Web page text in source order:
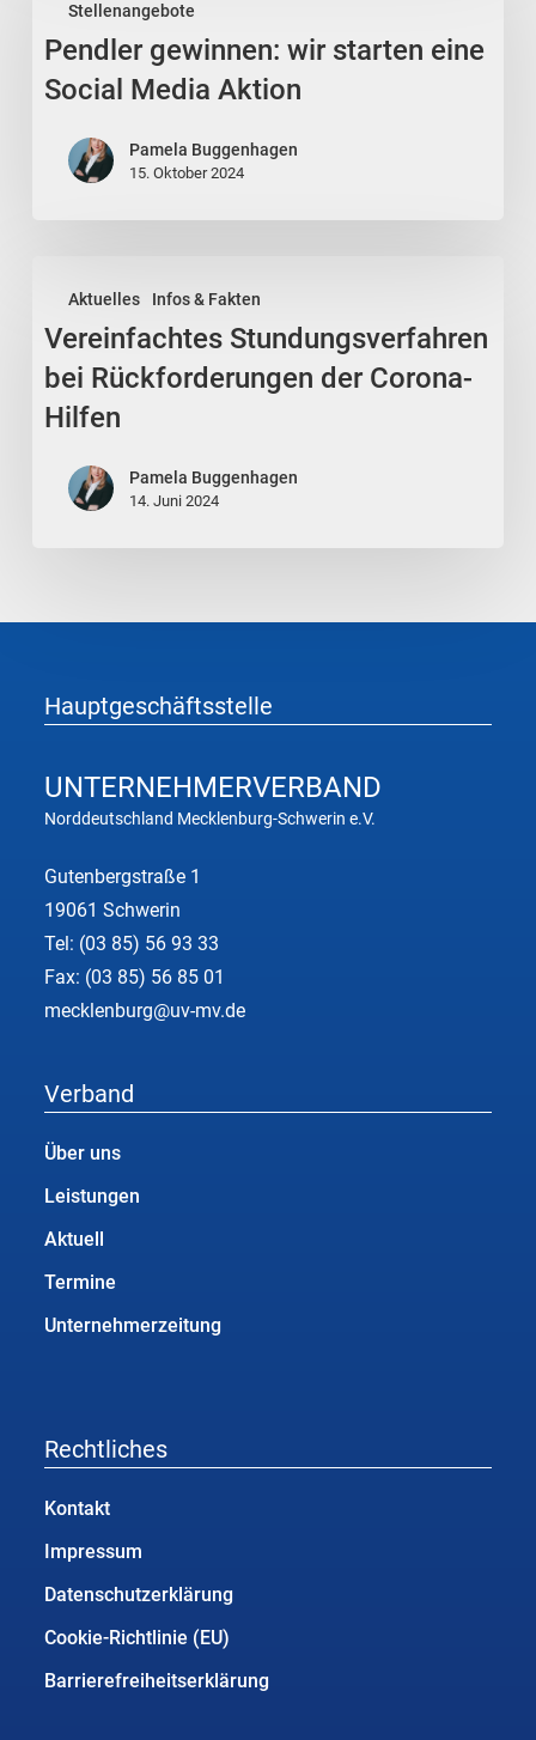
Stellenangebote
starten
eine
Media
Aktion
Pendler gewinnen: wir starten eine
Social Media Aktion
Pamela Buggenhagen
15. Oktober 2024
Aktuelles Infos & Fakten
Stundungsverfahren
bei
Rückforderungen
der
Hilfen
Vereinfachtes Stundungsverfahren
bei Rückforderungen der Corona-
Hilfen
Pamela Buggenhagen
14. Juni 2024
Hauptgeschäftsstelle
UNTERNEHMERVERBAND
Norddeutschland Mecklenburg-Schwerin e.V.
Gutenbergstraße 1
19061 Schwerin
Tel: (03 85) 56 93 33
Fax: (03 85) 56 85 01
mecklenburg@uv-mv.de
Verband
Über uns
Leistungen
Aktuell
Termine
Unternehmerzeitung
Rechtliches
Kontakt
Impressum
Datenschutzerklärung
Cookie-Richtlinie (EU)
Barrierefreiheitserklärung